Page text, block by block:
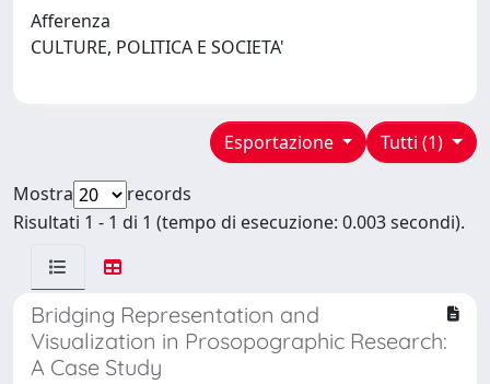
Afferenza
CULTURE, POLITICA E SOCIETA'
Tutti (1)
Esportazione
Mostra
records
Risultati 1 - 1 di 1 (tempo di esecuzione: 0.003 secondi).
Bridging Representation and
Visualization in Prosopographic Research:
A Case Study